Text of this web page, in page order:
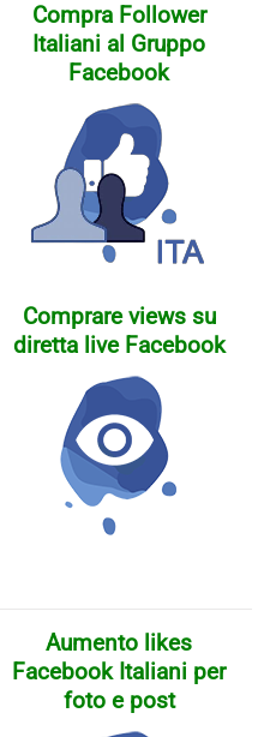
Compra Follower
Italiani al Gruppo
Facebook
Comprare views su
diretta live Facebook
Aumento likes
Facebook Italiani per
foto e post